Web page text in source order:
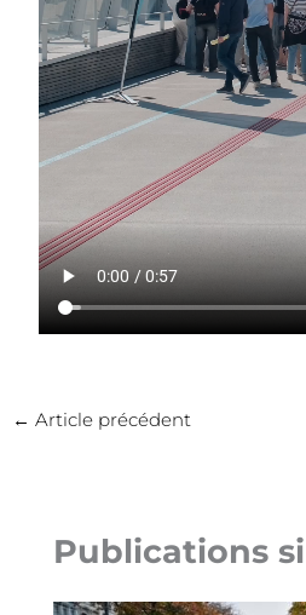
← Article précédent
Publications